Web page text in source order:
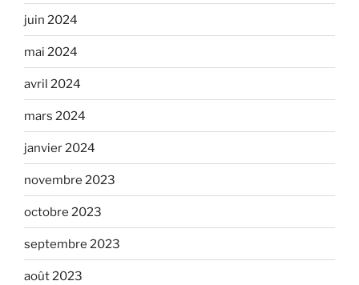
juin 2024
mai 2024
avril 2024
mars 2024
janvier 2024
novembre 2023
octobre 2023
septembre 2023
août 2023